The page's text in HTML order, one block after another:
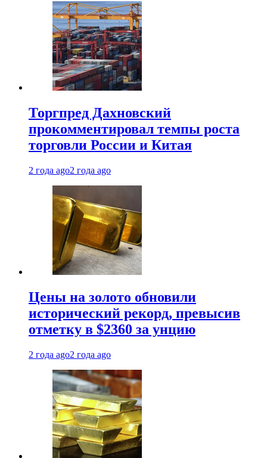
Торгпред Дахновский
прокомментировал темпы роста
торговли России и Китая
2 года ago2 года ago
Цены на золото обновили
исторический рекорд, превысив
отметку в $2360 за унцию
2 года ago2 года ago